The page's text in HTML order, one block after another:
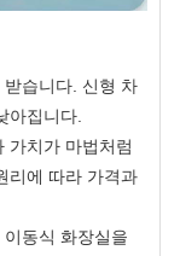
습니다. 신형 차
아집니다.
가치가 마법처럼
리에 따라 가격과
동식 화장실을